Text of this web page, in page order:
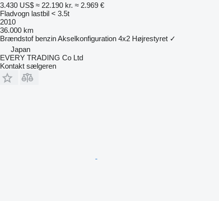
3.430 US$ ≈ 22.190 kr. ≈ 2.969 €
Fladvogn lastbil < 3.5t
2010
36.000 km
Brændstof benzinAkselkonfiguration 4x2 Højrestyret ✓
Japan
EVERY TRADING Co Ltd
Kontakt sælgeren